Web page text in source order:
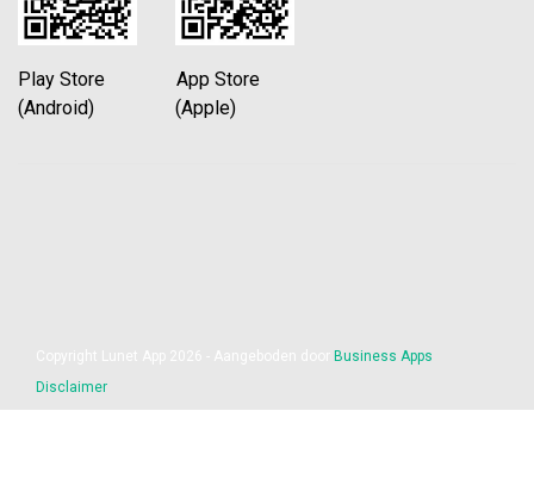
Play Store App Store
(Android) (Apple)
Business Apps
Disclaimer